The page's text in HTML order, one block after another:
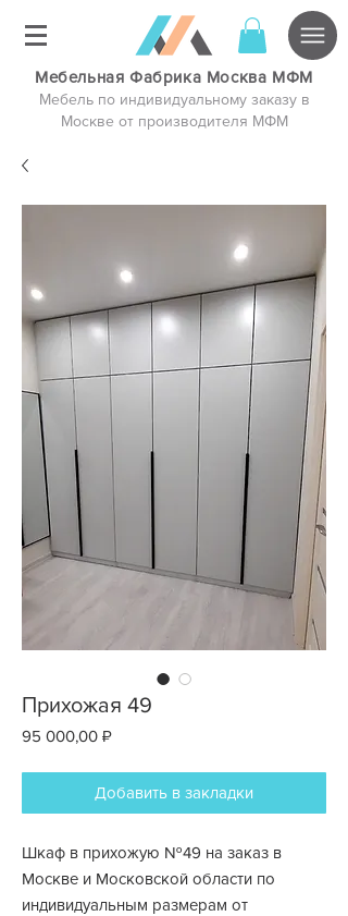
Мебельная Фабрика Москва МФМ
Мебель по индивидуальному заказу в
Москве от производителя МФМ
Прихожая 49
95 000,00 ₽Цена
Добавить в закладки
Шкаф в прихожую №49 на заказ в
Москве и Московской области по
индивидуальным размерам от